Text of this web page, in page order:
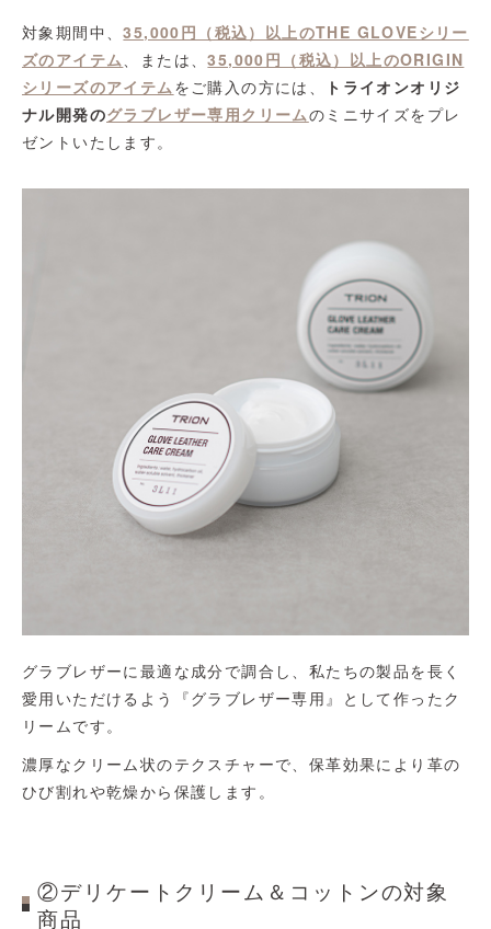
対象期間中、35,000円（税込）以上のTHE GLOVEシリー
ズのアイテム、または、35,000円（税込）以上のORIGIN
シリーズのアイテムをご購入の方には、
トライオンオリジ
ナル開発のグラブレザー専用クリームのミニサイズをプレ
ゼントいたします。
グラブレザーに最適な成分で調合し、私たちの製品を長く
愛用いただけるよう『グラブレザー専用』として作ったク
リームです。
濃厚なクリーム状のテクスチャーで、保革効果により革の
ひび割れや乾燥から保護します。
②デリケートクリーム＆コットンの対象
商品